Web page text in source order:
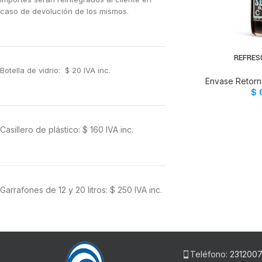
caso de devolución de los mismos.
Botella de vidrio: $ 20 IVA inc.
Casillero de plástico: $ 160 IVA inc.
Garrafones de 12 y 20 litros: $ 250 IVA inc.
AÑADIR
Envase
$
Teléfono: